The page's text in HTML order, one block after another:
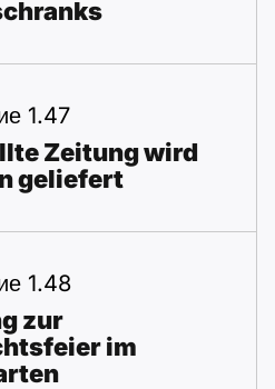
1.47
Zeitung wird
geliefert
1.48
zur
im